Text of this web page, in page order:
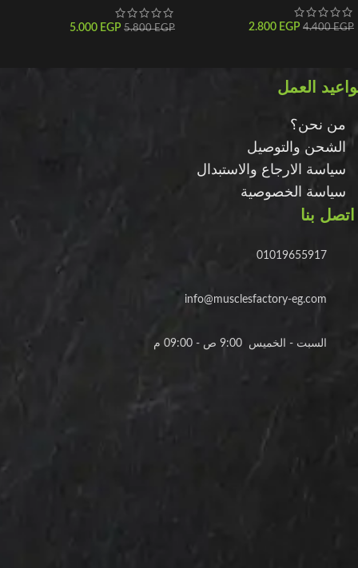
4.400EGP
2.800 EGP
2270 جم 70 جرعة
5.800EGP
5.000 EGP
العمل
من نحن؟
الشحن والتوصيل
سياسة الارجاع والاستبدال
سياسة الخصوصية
اتصل بنا
01019655917
info@musclesfactory-eg.com
السبت - الخميس 9:00 ص - 09:00 م